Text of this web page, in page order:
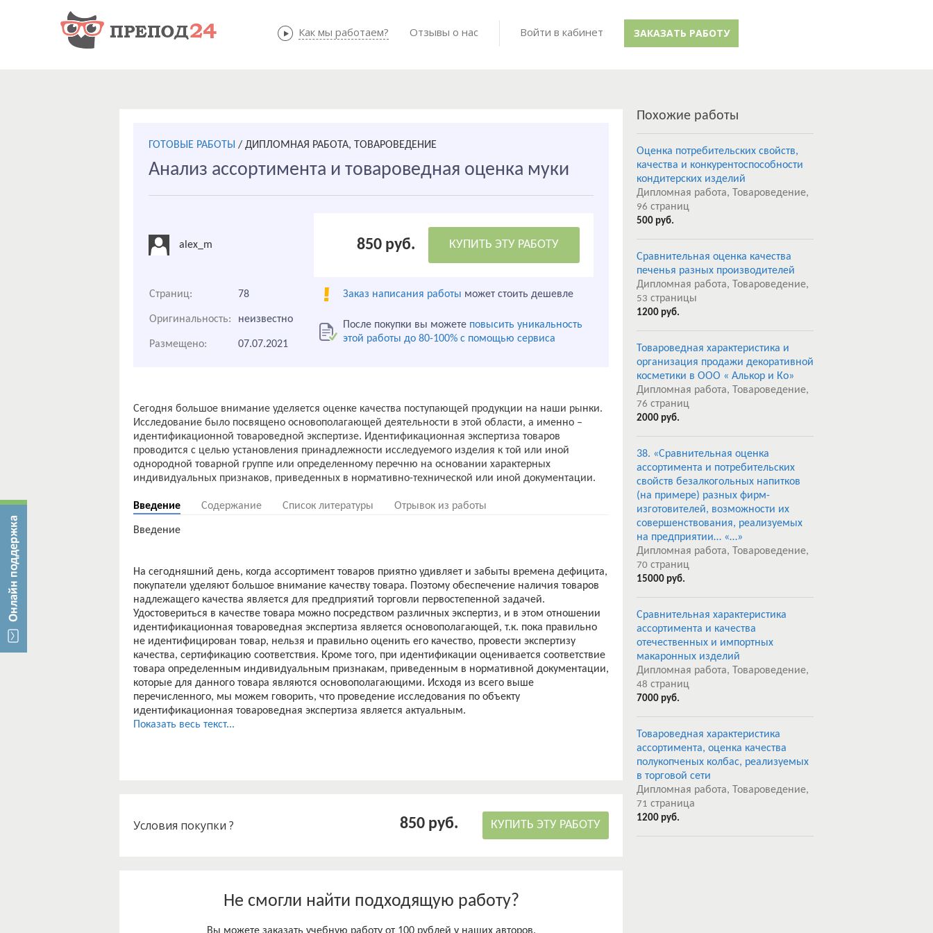
Как мы работаем? Готовые работы
Как мы работаем? Отзывы о нас Войти в кабинет ЗАКАЗАТЬ РАБОТУ
ГОТОВЫЕ РАБОТЫ / ДИПЛОМНАЯ РАБОТА, ТОВАРОВЕДЕНИЕ
Анализ ассортимента и товароведная оценка муки
alex_m 850 руб. КУПИТЬ ЭТУ РАБОТУ
Страниц: 78 Заказ написания работы может стоить дешевле
Оригинальность: неизвестно После покупки вы можете повысить уникальность
этой работы до 80-100% с помощью сервиса
Размещено: 07.07.2021
Сегодня большое внимание уделяется оценке качества поступающей продукции на наши рынки.
Исследование было посвящено основополагающей деятельности в этой области, а именно –
идентификационной товароведной экспертизе. Идентификационная экспертиза товаров
проводится с целью установления принадлежности исследуемого изделия к той или иной
однородной товарной группе или определенному перечню на основании характерных
Введение Содержание Список литературы Отрывок из работы
Введение
На сегодняшний день, когда ассортимент товаров приятно удивляет и забыты времена дефицита,
покупатели уделяют большое внимание качеству товара. Поэтому обеспечение наличия товаров
надлежащего качества является для предприятий торговли первостепенной задачей.
Удостовериться в качестве товара можно посредством различных экспертиз, и в этом отношении
идентификационная товароведная экспертиза является основополагающей, т.к. пока правильно
не идентифицирован товар, нельзя и правильно оценить его качество, провести экспертизу
качества, сертификацию соответствия. Кроме того, при идентификации оценивается соответствие
товара определенным индивидуальным признакам, приведенным в нормативной документации,
которые для данного товара являются основополагающими. Исходя из всего выше
перечисленного, мы можем говорить, что проведение исследования по объекту
идентификационная товароведная экспертиза является актуальным.
Актуальность данного исследования обусловлена тем, что массовое производство продукции,
– выявить критерии идентификации муки пшеничной;
– изучить современный ассортимент пшеничной муки и ее свойства;
Предметом исследования послужили процессы идентификации, оценки качества и
конкурентоспособности пшеничной муки.
Показать весь текст...
Условия покупки ? 850 руб. КУПИТЬ ЭТУ РАБОТУ
Не смогли найти подходящую работу?
Похожие работы
Оценка потребительских свойств,
качества и конкурентоспособности
кондитерских изделий
Дипломная работа, Товароведение,
96 страниц
500 руб.
Сравнительная оценка качества
печенья разных производителей
Дипломная работа, Товароведение,
53 страницы
1200 руб.
Товароведная характеристика и
организация продажи декоративной
косметики в ООО « Алькор и Ко»
Дипломная работа, Товароведение,
76 страниц
2000 руб.
38. «Сравнительная оценка
ассортимента и потребительских
свойств безалкогольных напитков
(на примере) разных фирм-
изготовителей, возможности их
совершенствования, реализуемых
на предприятии… «…»
Дипломная работа, Товароведение,
70 страниц
15000 руб.
Сравнительная характеристика
ассортимента и качества
отечественных и импортных
макаронных изделий
Дипломная работа, Товароведение,
48 страниц
7000 руб.
Товароведная характеристика
ассортимента, оценка качества
полукопченых колбас, реализуемых
в торговой сети
Дипломная работа, Товароведение,
71 страница
1200 руб.